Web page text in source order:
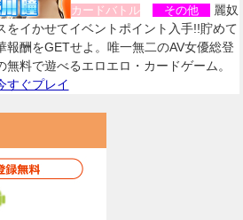
カードバトル その他
麗奴
をイかせてイベントポイント入手!!貯めて
報酬をGETせよ。唯一無二のAV女優総登
無料で遊べるエロエロ・カードゲーム。
すぐプレイ